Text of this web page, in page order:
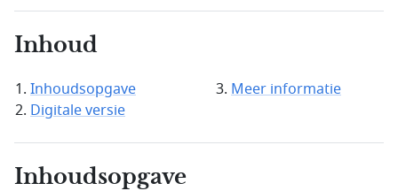
Inhoud
Inhoudsopgave
Digitale versie
Meer informatie
Inhoudsopgave